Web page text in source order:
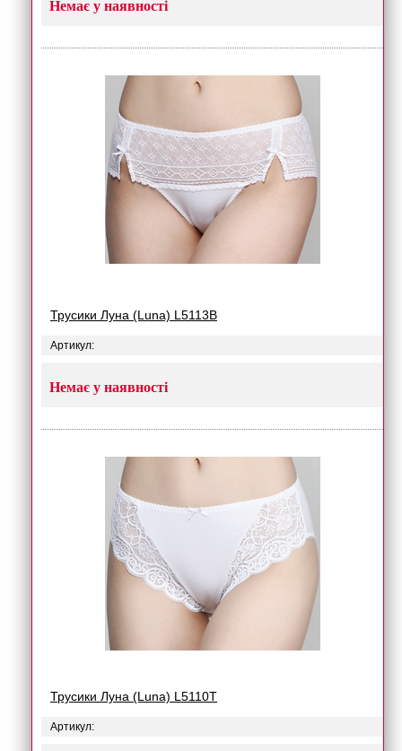
Немає у наявності
Трусики Луна (Luna) L5113B
Артикул:
Немає у наявності
Трусики Луна (Luna) L5110T
Артикул: